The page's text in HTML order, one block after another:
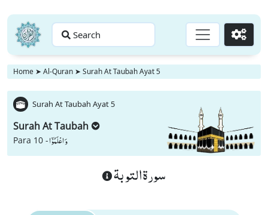
Search Go
Home ➤ Al-Quran ➤ Surah At Taubah Ayat 5
Surah At Taubah Ayat 5
Surah At Taubah
Para 10 -وَ اعْلَمُوْۤا
سورة التوبة